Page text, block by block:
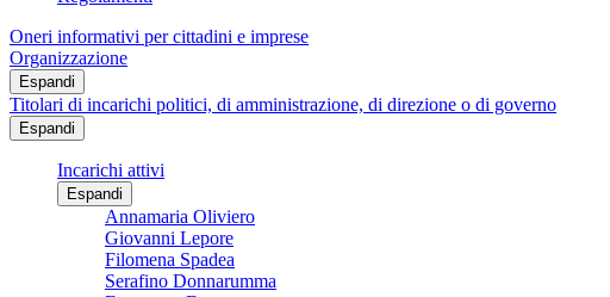
Oneri informativi per cittadini e imprese
Organizzazione
Espandi
Titolari di incarichi politici, di amministrazione, di direzione o di governo
Espandi
Incarichi attivi
Espandi
Annamaria Oliviero
Giovanni Lepore
Filomena Spadea
Serafino Donnarumma